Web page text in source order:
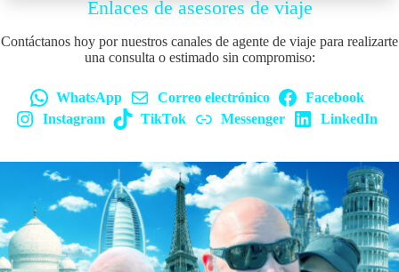
Enlaces de asesores de viaje
Contáctanos hoy por nuestros canales de agente de viaje para realizarte
una consulta o estimado sin compromiso:
WhatsApp Correo electrónico
Facebook
Instagram
TikTok Messenger LinkedIn